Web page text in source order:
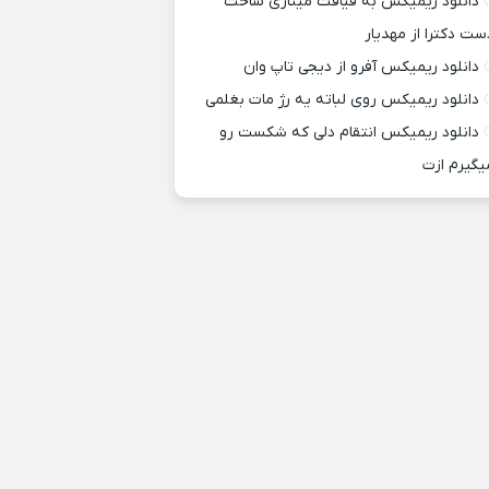
دکترا از مهدیار
دانلود ریمیکس آفرو از ديجی تاپ وان
دانلود ریمیکس روی لباته یه رژ مات بغلمی
دانلود ریمیکس انتقام دلی که شکست رو
ازت